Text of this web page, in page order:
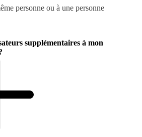
personne ou à une personne
supplémentaires à mon